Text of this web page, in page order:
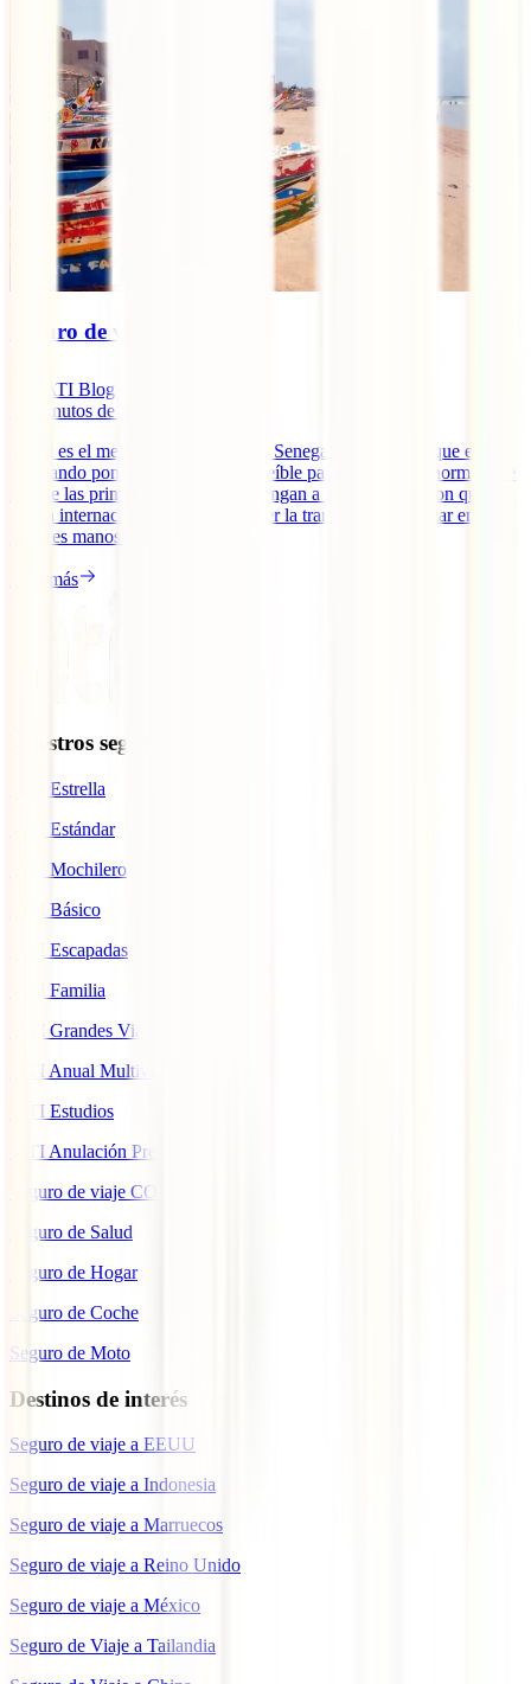
Seguro de viaje a Senegal
IATI Blog
minutos de lectura
¿Cuál es el mejor seguro de viaje a Senegal? En caso de que estés
planeando poner rumbo a este increíble país africano, es normal que
una de las primeras cosas que te vengan a la cabeza sea con qué
póliza internacional viajar para tener la tranquilidad de estar en las
mejores manos si algo te [...]
Leer más
Nuestros seguros
IATI Estrella
IATI Estándar
IATI Mochilero
IATI Básico
IATI Escapadas
IATI Familia
IATI Grandes Viajeros
IATI Anual Multiviaje
IATI Estudios
IATI Anulación Premium
Seguro de viaje COVID
Seguro de Salud
Seguro de Hogar
Seguro de Coche
Seguro de Moto
Destinos de interés
Seguro de viaje a EEUU
Seguro de viaje a Indonesia
Seguro de viaje a Marruecos
Seguro de viaje a Reino Unido
Seguro de viaje a México
Seguro de Viaje a Tailandia